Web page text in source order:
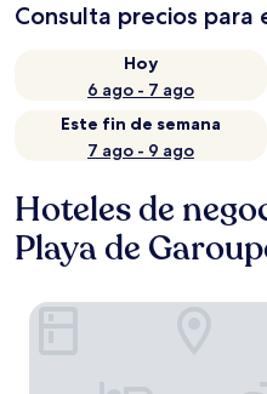
Consulta precios para
Hoy
6 ago - 7 ago
Este fin de semana
7 ago - 9 ago
Hoteles de
Playa de
Villa Miraé by Inwood